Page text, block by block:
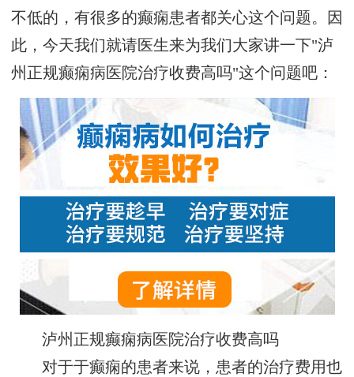
不低的，有很多的癫痫患者都关心这个问题。因
此，今天我们就请医生来为我们大家讲一下"泸
州正规癫痫病医院治疗收费高吗"这个问题吧：
泸州正规癫痫病医院治疗收费高吗
对于于癫痫的患者来说，患者的治疗费用也